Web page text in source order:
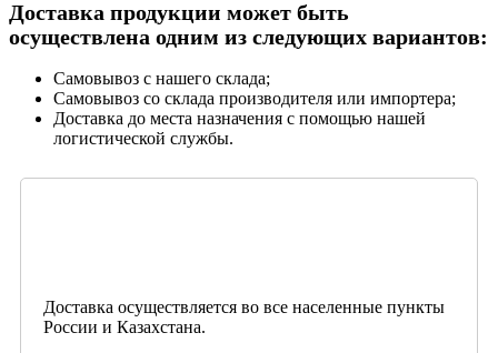
Доставка продукции может быть
осуществлена одним из следующих вариантов:
Самовывоз с нашего склада;
Самовывоз со склада производителя или импортера;
Доставка до места назначения с помощью нашей
логистической службы.
Доставка осуществляется во все населенные пункты
России и Казахстана.